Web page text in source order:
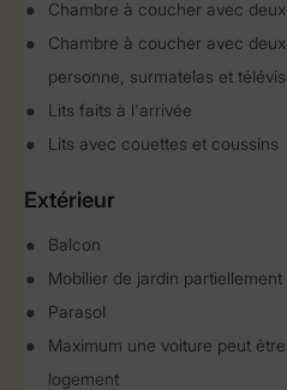
Chambre à coucher avec
Chambre à coucher avec
personne, surmatelas et
Lits faits à l'arrivée
Lits avec couettes et coussins
Extérieur
Balcon
Mobilier de jardin partiellement
Parasol
Maximum une voiture peut
logement